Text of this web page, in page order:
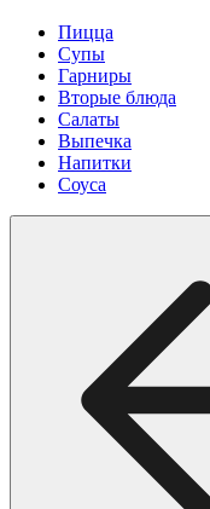
Пицца
Супы
Гарниры
Вторые блюда
Салаты
Выпечка
Напитки
Соуса